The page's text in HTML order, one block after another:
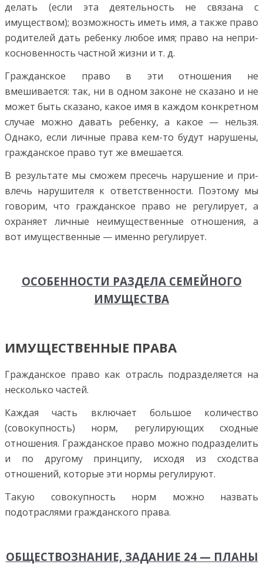
делать (если эта деятельность не связана с
имуществом); возможность иметь имя, а также право
родителей дать ребенку любое имя; право на непри­
косновенность частной жизни и т. д.
Гражданское право в эти отношения не
вмешивается: так, ни в одном законе не сказано и не
может быть сказа­но, какое имя в каждом конкретном
случае можно давать ребенку, а какое — нельзя.
Однако, если личные права кем-то будут нарушены,
гражданское право тут же вмеша­ется.
В результате мы сможем пресечь нарушение и при­
влечь нарушителя к ответственности. Поэтому мы
гово­рим, что гражданское право не регулирует, а
охраняет личные неимущественные отношения, а
вот имуществен­ные — именно регулирует.
ОСОБЕННОСТИ РАЗДЕЛА СЕМЕЙНОГО
ИМУЩЕСТВА
ИМУЩЕСТВЕННЫЕ ПРАВА
Гражданское право как отрасль подразделяется на
не­сколько частей.
Каждая часть включает большое количество
(совокупность) норм, регулирующих сходные
отношения. Гражданское право можно подразделить
и по другому принципу, исходя из сходства
отношений, которые эти нормы регулируют.
Такую совокупность норм можно назвать
подотраслями гражданского права.
ОБЩЕСТВОЗНАНИЕ, ЗАДАНИЕ 24 — ПЛАНЫ